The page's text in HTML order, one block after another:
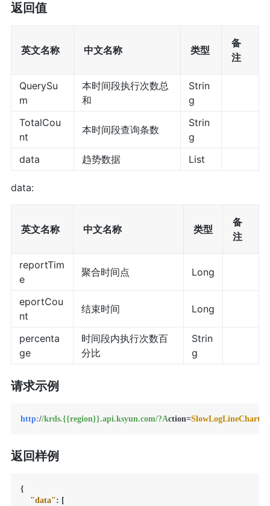
返回值
英文名称 中文名称 类型
备
注
QuerySu
m
本时间段执行次数总
和
Strin
g
TotalCou
nt
本时间段查询条数
Strin
g
data
趋势数据 List
data:
英文名称 中文名称 类型
备
注
reportTim
e
聚合时间点 Long
eportCou
nt
结束时间 Long
percenta
ge
时间段内执行次数百
分比
Strin
g
请求示例
http://krds.{{region}}.api.ksyun.com/?Action=SlowLogLineChart
返回样例
{
"data": [